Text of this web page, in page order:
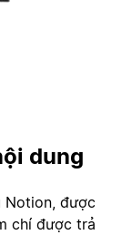
dung
Notion, được
chí được trả